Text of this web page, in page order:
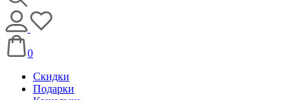
0
Скидки
Подарки